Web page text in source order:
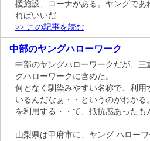
援施設、コーナがある。ヤングで
ればいいだ...
>> この記事を読む
中部のヤングハローワーク
中部のヤングハローワークだが、
グハローワークに含めた。
何となく馴染みやすい名称で、利用
いるんだなぁ・・というのがわか
を利用する・・て、抵抗感あったも
山梨県は甲府市に、ヤング ハロー